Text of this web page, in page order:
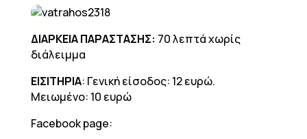
ΔΙΑΡΚΕΙΑ ΠΑΡΑΣΤΑΣΗΣ: 70 λεπτά χωρίς
διάλειμμα
ΕΙΣΙΤΗΡΙΑ: Γενική είσοδος: 12 ευρώ.
Μειωμένο: 10 ευρώ
Facebook page: